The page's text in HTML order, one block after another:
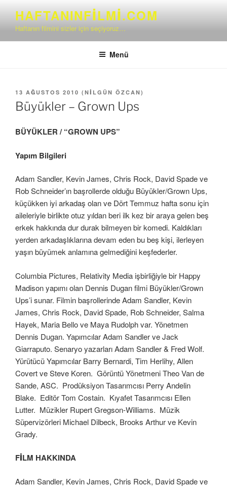
HAFTANINFILMI.COM
Haftanın filmini sizler için seçiyoruz…
Menü
YAYIM
TARIHI
13 AĞUSTOS 2010 ( NILGÜN ÖZCAN)
Büyükler – Grown Ups
BÜYÜKLER / “GROWN UPS”
Yapım Bilgileri
Adam Sandler, Kevin James, Chris Rock, David Spade ve
Rob Schneider’ın başrollerde olduğu Büyükler/Grown Ups,
küçükken iyi arkadaş olan ve Dört Temmuz hafta sonu için
aileleriyle birlikte otuz yıldan beri ilk kez bir araya gelen beş
erkek hakkında dur durak bilmeyen bir komedi. Kaldıkları
yerden arkadaşlıklarına devam eden bu beş kişi, ilerleyen
yaşın büyümek anlamına gelmediğini keşfederler.
Columbia Pictures, Relativity Media işbirliğiyle bir Happy
Madison yapımı olan Dennis Dugan filmi Büyükler/Grown
Ups’i sunar. Filmin başrollerinde Adam Sandler, Kevin
James, Chris Rock, David Spade, Rob Schneider, Salma
Hayek, Maria Bello ve Maya Rudolph var. Yönetmen
Dennis Dugan. Yapımcılar Adam Sandler ve Jack
Giarraputo. Senaryo yazarları Adam Sandler & Fred Wolf.
Yürütücü Yapımcılar Barry Bernardi, Tim Herlihy, Allen
Covert ve Steve Koren. Görüntü Yönetmeni Theo Van de
Sande, ASC. Prodüksiyon Tasarımcısı Perry Andelin
Blake. Editör Tom Costain. Kıyafet Tasarımcısı Ellen
Lutter. Müzikler Rupert Gregson-Williams. Müzik
Süpervizörleri Michael Dilbeck, Brooks Arthur ve Kevin
Grady.
FİLM HAKKINDA
Adam Sandler, Kevin James, Chris Rock, David Spade ve